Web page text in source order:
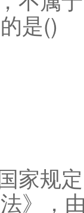
是()
规定
》，